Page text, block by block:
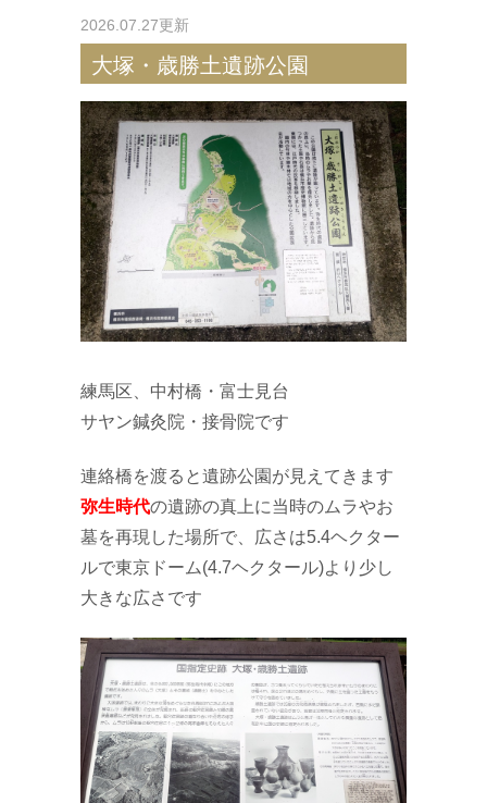
2026.07.27更新
大塚・歳勝土遺跡公園
練馬区、中村橋・富士見台
サヤン鍼灸院・接骨院です
連絡橋を渡ると遺跡公園が見えてきます
弥生時代の遺跡の真上に当時のムラやお
墓を再現した場所で、広さは5.4ヘクター
ルで東京ドーム(4.7ヘクタール)より少し
大きな広さです